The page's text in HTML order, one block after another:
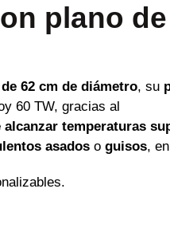
plano
62 cm de diámetro, su
60 TW, gracias al
alcanzar temperaturas
asadoso guisos,